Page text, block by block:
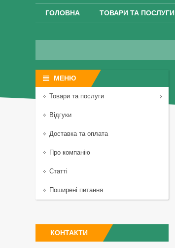
ГОЛОВНА ТОВАРИ ТА ПОСЛУГИ
Товари та послуги
Відгуки
Доставка та оплата
Про компанію
Статті
Поширені питання
КОНТАКТИ